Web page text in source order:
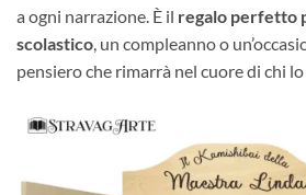
a ogni narrazione. È il regalo perfetto
scolastico, un compleanno o
pensiero che rimarrà nel cuore di chi